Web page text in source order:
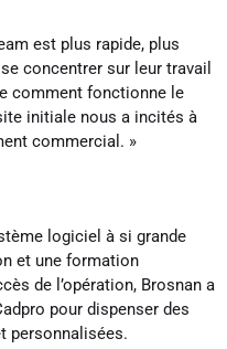
est plus rapide, plus
concentrer sur leur travail
comment fonctionne le
initiale nous a incités à
commercial. »
logiciel à si grande
et une formation
de l’opération, Brosnan a
pour dispenser des
personnalisées.